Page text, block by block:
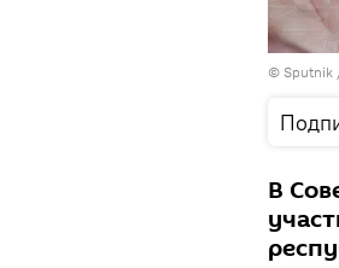
© Sputnik
В